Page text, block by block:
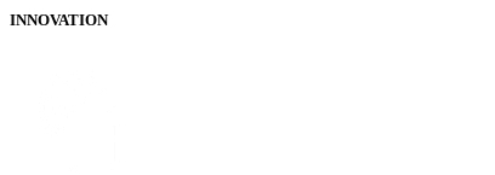
INNOVATION